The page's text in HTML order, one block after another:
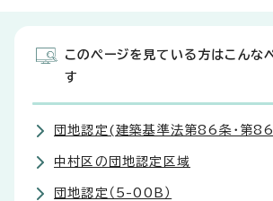
このページを見ている方はこんな
す
団地認定(建築基準法第86条・第
中村区の団地認定区域
団地認定（5-00B）